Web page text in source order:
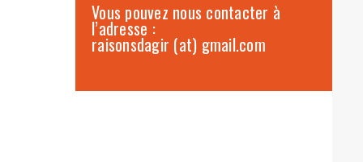
Vous pouvez nous contacter à
l’adresse :
raisonsdagir (at) gmail.com